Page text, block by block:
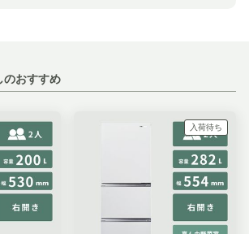
のおすすめ
入荷待ち